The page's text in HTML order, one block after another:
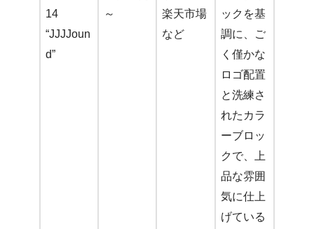
14
“JJJJoun
d”
～
楽天市場
など
ックを基
調に、ご
く僅かな
ロゴ配置
と洗練さ
れたカラ
ーブロッ
クで、上
品な雰囲
気に仕上
げている